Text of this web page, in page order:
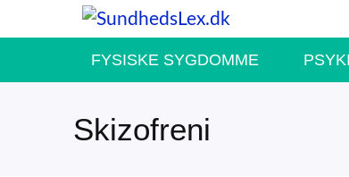
til
FYSISKE SYGDOMME
Skizofreni